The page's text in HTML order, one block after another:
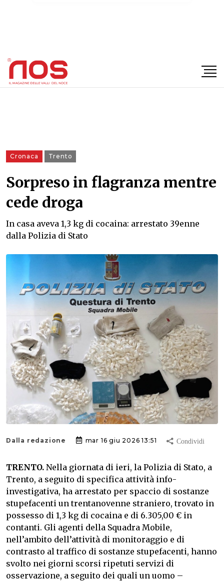
Cronaca Trento
Sorpreso in flagranza mentre
cede droga
In casa aveva 1,3 kg di cocaina: arrestato 39enne
dalla Polizia di Stato
Dalla redazione mar 16 giu 2026 13:51
TRENTO. Nella giornata di ieri, la Polizia di Stato, a
Trento, a seguito di specifica attività info-
investigativa, ha arrestato per spaccio di sostanze
stupefacenti un trentanovenne straniero, trovato in
possesso di 1,3 kg di cocaina e di 6.305,00 € in
contanti. Gli agenti della Squadra Mobile,
nell’ambito dell’attività di monitoraggio e di
contrasto al traffico di sostanze stupefacenti, hanno
svolto nei giorni scorsi ripetuti servizi di
osservazione, a seguito dei quali un uomo –